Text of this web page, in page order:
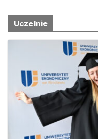
Uczelnie